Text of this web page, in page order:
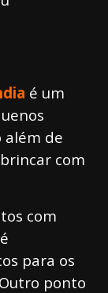
é um
além de
com
com
para os
ponto